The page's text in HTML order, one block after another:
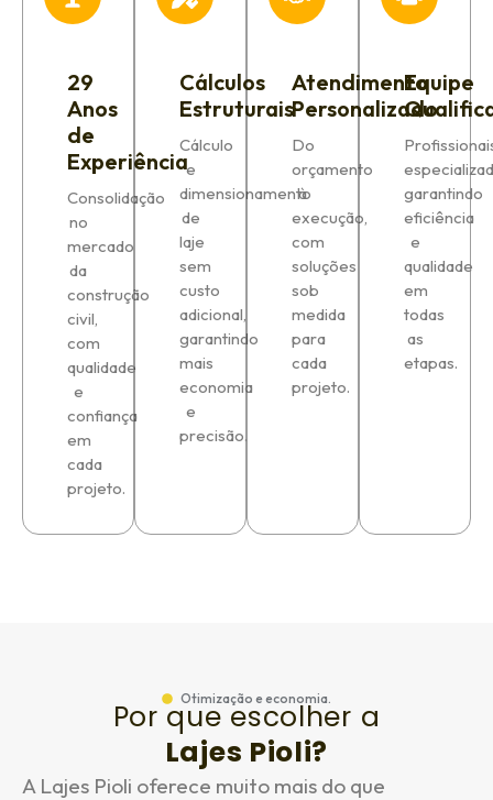
29
Anos
de
Experiência
Consolidação
no
mercado
da
construção
civil,
com
qualidade
e
confiança
em
cada
projeto.
Cálculos
Estruturais
Cálculo
e
dimensionamento
de
laje
sem
custo
adicional,
garantindo
mais
economia
e
precisão.
Atendimento
Personalizado
Do
orçamento
à
execução,
com
soluções
sob
medida
para
cada
projeto.
Equipe
garantindo
eficiência
e
qualidade
em
todas
as
etapas.
Otimização e economia.
Por que escolher a
Lajes Pioli?
A Lajes Pioli oferece muito mais do que